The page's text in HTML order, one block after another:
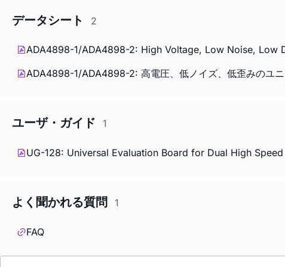
データシート 2
ADA4898-1/ADA4898-2: High Voltage, Low Noise, Low
ADA4898-1/ADA4898-2: 高電圧、低ノイズ、低歪みのユ
ユーザ・ガイド 1
UG-128: Universal Evaluation Board for Dual High
よく聞かれる質問 1
FAQ